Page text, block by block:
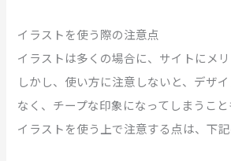
イラストを使う際の注意点
イラストは多くの場合に、サイトにメリ
しかし、使い方に注意しないと、デザ
なく、チープな印象になってしまうこと
イラストを使う上で注意する点は、下記